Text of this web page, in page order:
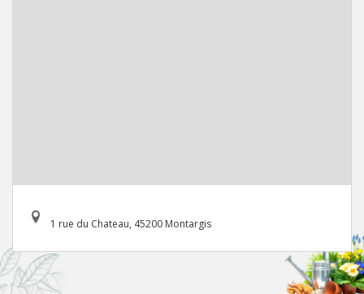
1 rue du Chateau, 45200 Montargis